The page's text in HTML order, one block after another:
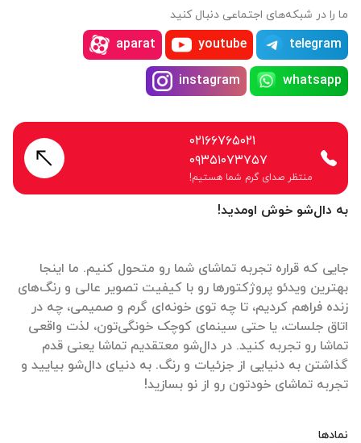
به دال‌شو خوش اومدید!
جایی که قراره تجربه تماشای شما رو متحول کنیم. ما اینجا
بهترین ویدئو پروژکتورها رو با کیفیت تصویر عالی و رنگ‌های
زنده فراهم کردیم، تا چه توی خونه‌ای گرم و صمیمی، چه در
اتاق جلسات، یا حتی سینمای کوچک خونگی‌تون، لذت واقعی
تماشا رو تجربه کنید. در دال‌شو معتقدیم تماشا یعنی قدم
گذاشتن به دنیایی از جزئیات و رنگ. به دنیای دال‌شو بیایید و
تجربه تماشای خودتون رو از نو بسازید!
نمادها
ما را در شبکه‌های اجتماعی دنبال کنید
telegram
youtube
aparat
whatsapp
instagram
۰۲۱۶۶۷۶۵۰۲۱
۰۹۳۵۱۰۷۳۷۵۷
منتظر صدای گرم شما هستیم!